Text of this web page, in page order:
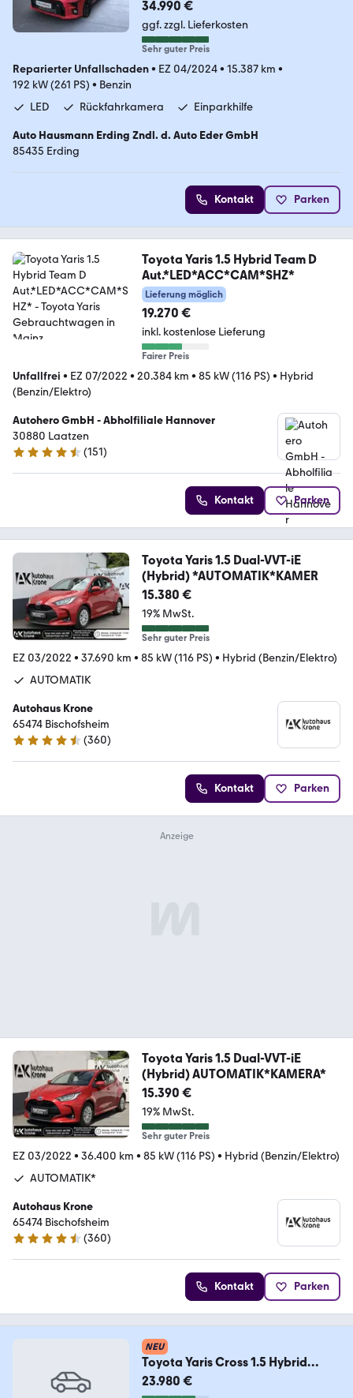
34.990 €
ggf. zzgl. Lieferkosten
Sehr guter Preis
Reparierter Unfallschaden• EZ 04/2024• 15.387 km •
192 kW (261 PS) • Benzin
LED
Rückfahrkamera Einparkhilfe
Auto Hausmann Erding Zndl. d. Auto Eder GmbH
85435 Erding
Kontakt Parken
Toyota Yaris 1.5 Hybrid Team D
Aut.*LED*ACC*CAM*SHZ*
Lieferung möglich
19.270 €
inkl. kostenlose Lieferung
Fairer Preis
Unfallfrei • EZ 07/2022 • 20.384 km • 85 kW (116 PS) • Hybrid
(Benzin/Elektro)
Autohero GmbH - Abholfiliale Hannover
30880 Laatzen
4.7 Sterne
(151)
Kontakt Parken
Toyota Yaris 1.5 Dual-VVT-iE
(Hybrid) *AUTOMATIK*KAMER
15.380 €
19% MwSt.
Sehr guter Preis
EZ 03/2022 • 37.690 km • 85 kW (116 PS) • Hybrid (Benzin/Elektro)
AUTOMATIK
Autohaus Krone
65474 Bischofsheim
4.6 Sterne
(360)
Kontakt Parken
Toyota Yaris 1.5 Dual-VVT-iE
(Hybrid) AUTOMATIK*KAMERA*
15.390 €
19% MwSt.
Sehr guter Preis
EZ 03/2022 • 36.400 km • 85 kW (116 PS) • Hybrid (Benzin/Elektro)
AUTOMATIK*
Autohaus Krone
65474 Bischofsheim
4.6 Sterne
(360)
Kontakt Parken
NEU
Toyota Yaris Cross 1.5 Hybrid
Elegant LED,Navi,ACC,360°
23.980 €